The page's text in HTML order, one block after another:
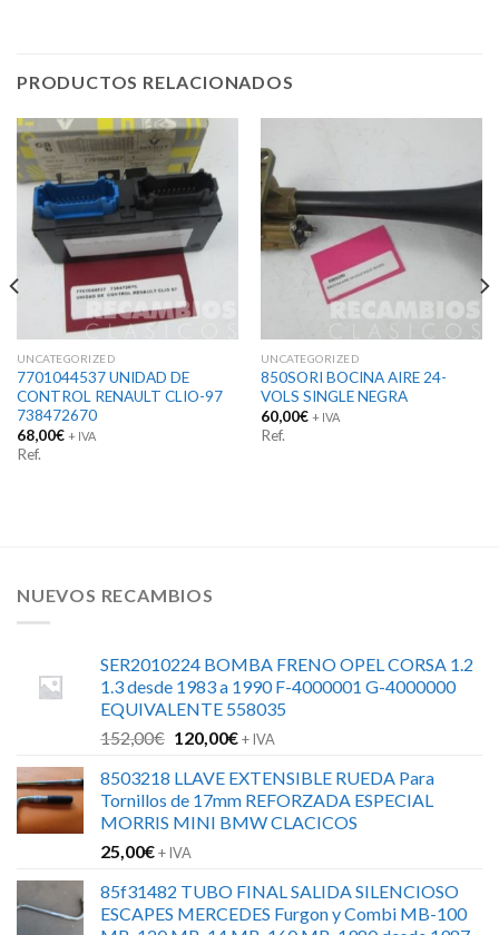
PRODUCTOS RELACIONADOS
UNCATEGORIZED
7701044537 UNIDAD DE
CONTROL RENAULT CLIO-97
738472670
68,00€ + IVA
Ref.
UNCATEGORIZED
850SORI BOCINA AIRE 24-
VOLS SINGLE NEGRA
60,00€ + IVA
Ref.
NUEVOS RECAMBIOS
SER2010224 BOMBA FRENO OPEL CORSA 1.2
1.3 desde 1983 a 1990 F-4000001 G-4000000
EQUIVALENTE 558035
152,00€ El
original
era:
152,00€.
120,00€El
actual
es:
120,00€.
+ IVA
8503218 LLAVE EXTENSIBLE RUEDA Para
Tornillos de 17mm REFORZADA ESPECIAL
MORRIS MINI BMW CLACICOS
25,00€+ IVA
85f31482 TUBO FINAL SALIDA SILENCIOSO
ESCAPES MERCEDES Furgon y Combi MB-100